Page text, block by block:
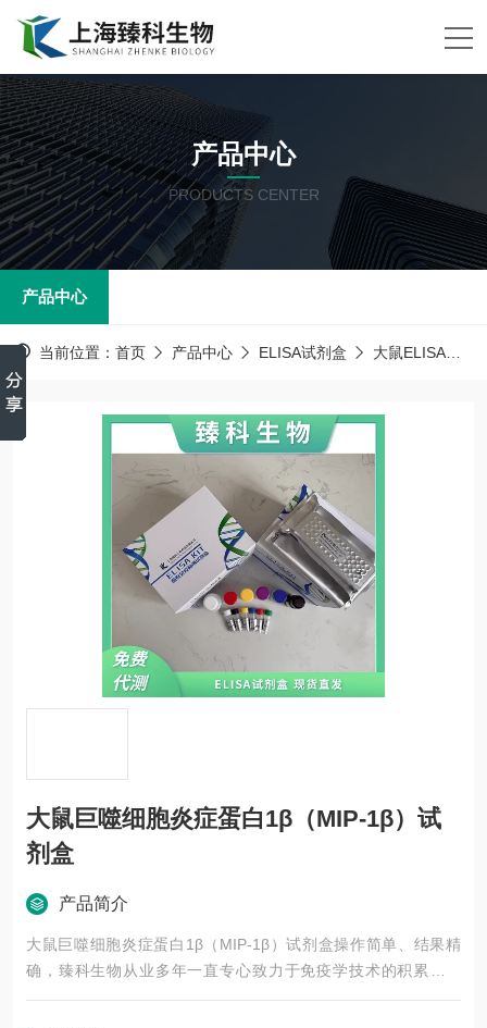
产品中心
PRODUCTS CENTER
产品中心
当前位置： 首页 产品中心 ELISA试剂盒 大鼠ELISA试剂盒
大鼠巨噬细胞炎症蛋白1β（MIP-1β）试
剂盒
产品简介
大鼠巨噬细胞炎症蛋白1β（MIP-1β）试剂盒操作简单、结果精
确，臻科生物从业多年一直专心致力于免疫学技术的积累与发
展，以其优质的产品质量与专业的技术服务，赢得业内广大人士